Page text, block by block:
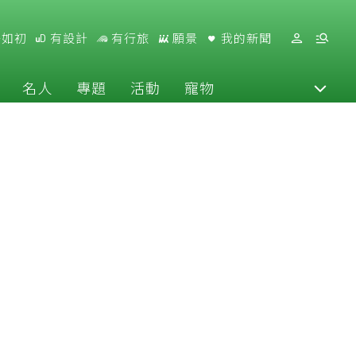
初 有設計 有行旅 願景 我的新聞
名人 專題 活動 寵物